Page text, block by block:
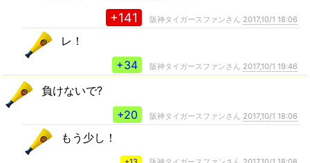
+141 阪神タイガースファンさん 2017,10/1 18:06
レ！
+34
阪神タイガースファンさん 2017,10/1 19:46
負けないで?
+20
阪神タイガースファンさん 2017,10/1 18:06
もう少し！